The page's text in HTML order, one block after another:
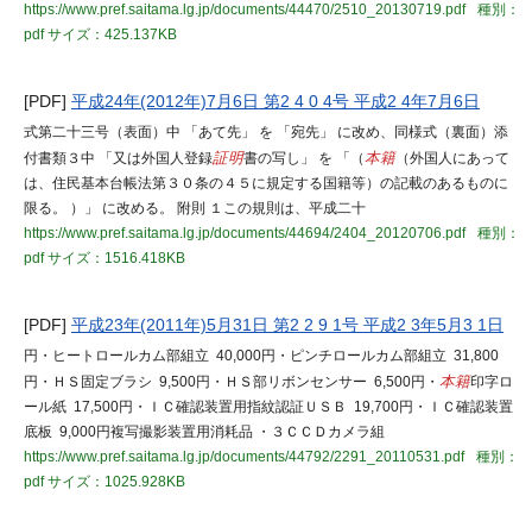
https://www.pref.saitama.lg.jp/documents/44470/2510_20130719.pdf
種別：
pdfサイズ：425.137KB
[PDF] 平成24年(2012年)7月6日 第2 4 0 4号 平成2 4年7月6日
式第二十三号（表面）中 「あて先」 を 「宛先」 に改め、同様式（裏面）添
付書類３中 「又は外国人登録証明書の写し」 を 「（本籍（外国人にあって
は、住民基本台帳法第３０条の４５に規定する国籍等）の記載のあるものに
限る。 ）」 に改める。 附則 １この規則は、平成二十
https://www.pref.saitama.lg.jp/documents/44694/2404_20120706.pdf
種別：
pdfサイズ：1516.418KB
[PDF] 平成23年(2011年)5月31日 第2 2 9 1号 平成2 3年5月3 1日
円・ヒートロールカム部組立 40,000円・ピンチロールカム部組立 31,800
円・ＨＳ固定ブラシ 9,500円・ＨＳ部リボンセンサー 6,500円・ 本籍印字ロ
ール紙 17,500円・ＩＣ確認装置用指紋認証ＵＳＢ 19,700円・ＩＣ確認装置
底板 9,000円複写撮影装置用消耗品 ・３ＣＣＤカメラ組
https://www.pref.saitama.lg.jp/documents/44792/2291_20110531.pdf
種別：
pdfサイズ：1025.928KB